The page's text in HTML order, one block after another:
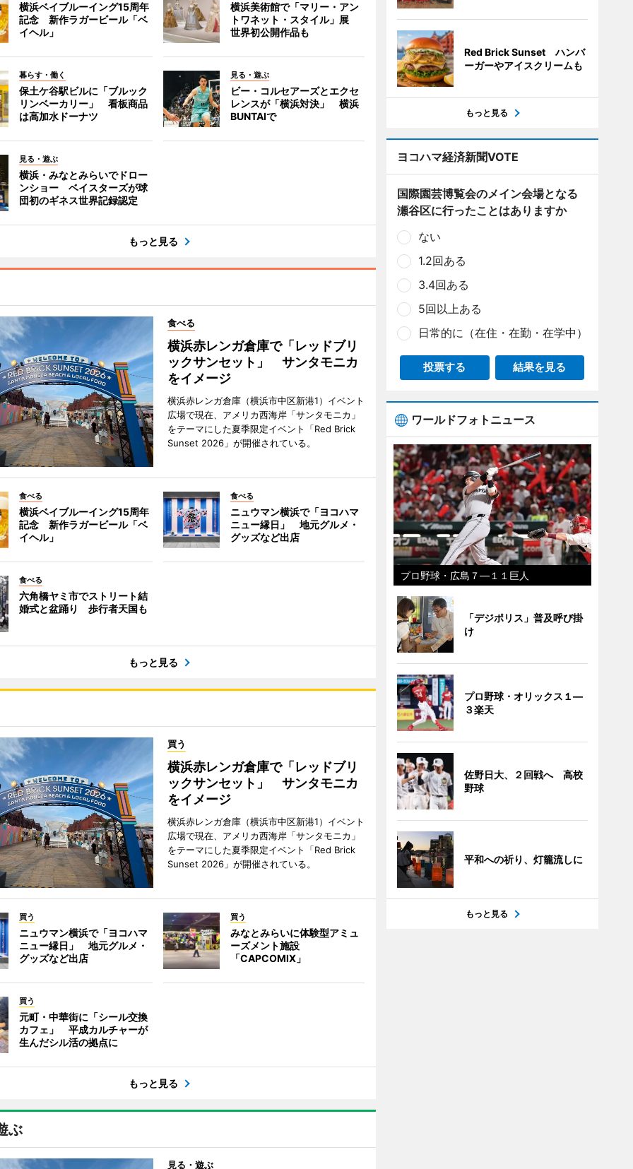
横浜ベイブルーイング15周年
記念 新作ラガービール「ベ
イヘル」
横浜美術館で「マリー・アン
トワネット・スタイル」展
世界初公開作品も
暮らす・働く
保土ケ谷駅ビルに「ブルック
リンベーカリー」 看板商品
は高加水ドーナツ
見る・遊ぶ
ビー・コルセアーズとエクセ
レンスが「横浜対決」 横浜
BUNTAIで
見る・遊ぶ
横浜・みなとみらいでドロー
ンショー ベイスターズが球
団初のギネス世界記録認定
もっと見る
食べる
横浜赤レンガ倉庫で「レッドブリ
ックサンセット」 サンタモニカ
をイメージ
横浜赤レンガ倉庫（横浜市中区新港1）イベント
広場で現在、アメリカ西海岸「サンタモニカ」
をテーマにした夏季限定イベント「Red Brick
Sunset 2026」が開催されている。
食べる
横浜ベイブルーイング15周年
記念 新作ラガービール「ベ
イヘル」
食べる
ニュウマン横浜で「ヨコハマ
ニュー縁日」 地元グルメ・
グッズなど出店
食べる
六角橋ヤミ市でストリート結
婚式と盆踊り 歩行者天国も
もっと見る
買う
横浜赤レンガ倉庫で「レッドブリ
ックサンセット」 サンタモニカ
をイメージ
横浜赤レンガ倉庫（横浜市中区新港1）イベント
広場で現在、アメリカ西海岸「サンタモニカ」
をテーマにした夏季限定イベント「Red Brick
Sunset 2026」が開催されている。
買う
ニュウマン横浜で「ヨコハマ
ニュー縁日」 地元グルメ・
グッズなど出店
買う
みなとみらいに体験型アミュ
ーズメント施設
「CAPCOMIX」
買う
元町・中華街に「シール交換
カフェ」 平成カルチャーが
生んだシル活の拠点に
もっと見る
ぶ
見る・遊ぶ
Red Brick Sunset ハンバ
ーガーやアイスクリームも
もっと見る
ヨコハマ経済新聞VOTE
国際園芸博覧会のメイン会場となる
瀬谷区に行ったことはありますか
ない
1.2回ある
3.4回ある
5回以上ある
日常的に（在住・在勤・在学中）
投票する 結果を見る
ワールドフォトニュース
プロ野球・広島７―１１巨人
「デジポリス」普及呼び掛
け
プロ野球・オリックス１―
３楽天
佐野日大、２回戦へ 高校
野球
平和への祈り、灯籠流しに
もっと見る